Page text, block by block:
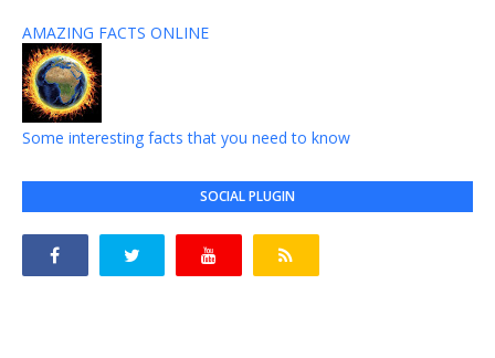
AMAZING FACTS ONLINE
Some interesting facts that you need to know
SOCIAL PLUGIN